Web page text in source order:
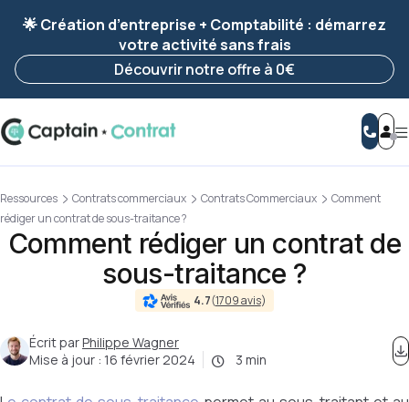
enregistrée 🚀
Reprendre ma démarche
🌟 Création d’entreprise + Comptabilité : démarrez
votre activité sans frais
Découvrir notre offre à 0€
Ressources Contrats commerciaux Contrats Commerciaux
Comment
rédiger un contrat de sous-traitance ?
Comment rédiger un contrat de
sous-traitance ?
4.7(1709 avis)
Écrit parPhilippe Wagner
Mise à jour : 16 février 2024 3 min